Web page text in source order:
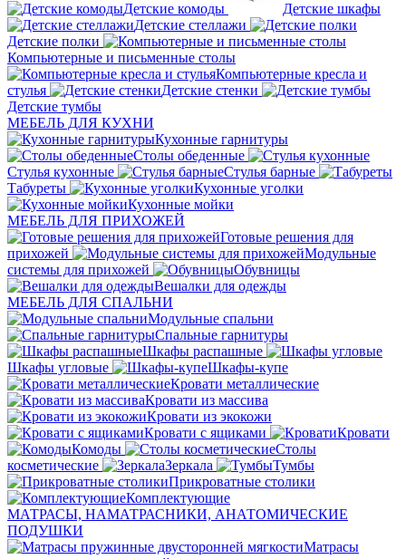
Детские комоды
Детские шкафы
Детские стеллажи
Детские полки
Компьютерные и письменные столы
Компьютерные кресла и
стулья
Детские стенки
Детские тумбы
МЕБЕЛЬ ДЛЯ КУХНИ
Кухонные гарнитуры
Столы обеденные
Стулья кухонные
Стулья барные
Табуреты
Кухонные уголки
Кухонные мойки
МЕБЕЛЬ ДЛЯ ПРИХОЖЕЙ
Готовые решения для
прихожей
Модульные
системы для прихожей
Обувницы
Вешалки для одежды
МЕБЕЛЬ ДЛЯ СПАЛЬНИ
Модульные спальни
Спальные гарнитуры
Шкафы распашные
Шкафы угловые
Шкафы-купе
Кровати металлические
Кровати из массива
Кровати из экокожи
Кровати с ящиками
Кровати
Комоды
Столы
косметические
Зеркала
Тумбы
Прикроватные столики
Комплектующие
МАТРАСЫ, НАМАТРАСНИКИ, АНАТОМИЧЕСКИЕ
ПОДУШКИ
Матрасы